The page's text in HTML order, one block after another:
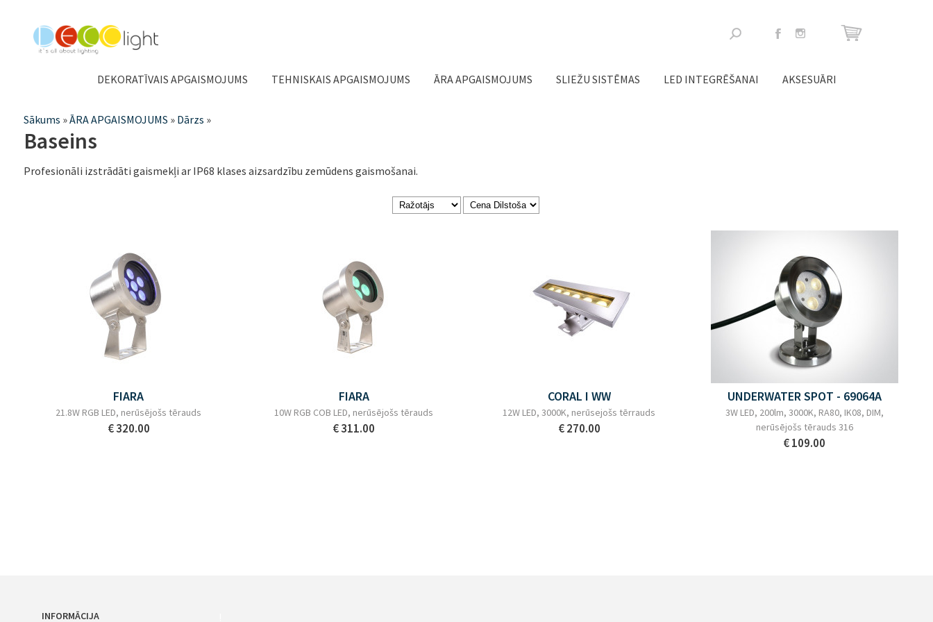
Meklēšanas
DEKORATĪVAIS APGAISMOJUMS TEHNISKAIS APGAISMOJUMS ĀRA APGAISMOJUMS SLIEŽU SISTĒMAS LED INTEGRĒŠANAI AKSESUĀRI
Jūs
atrodaties
šeit
Sākums »ĀRA APGAISMOJUMS » Dārzs »
Baseins
Profesionāli izstrādāti gaismekļi ar IP68 klases aizsardzību zemūdens gaismošanai.
FIARA
21.8W RGB LED, nerūsējošs tērauds
€ 320.00
FIARA
10W RGB COB LED, nerūsējošs tērauds
€ 311.00
CORAL I WW
12W LED, 3000K, nerūsejošs tērrauds
€ 270.00
UNDERWATER SPOT - 69064A
3W LED, 200lm, 3000K, RA80, IK08, DIM,
nerūsējošs tērauds 316
€ 109.00
INFORMĀCIJA